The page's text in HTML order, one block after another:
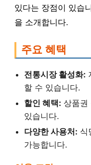
있다는 장점이 있습
을 소개합니다.
주요 혜택
전통시장 활성화:
할 수 있습니다.
할인 혜택: 상품권
있습니다.
다양한 사용처: 식
가능합니다.